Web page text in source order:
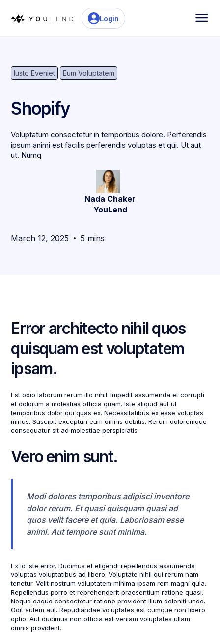
Login
Iusto Eveniet Eum Voluptatem
Shopify
Voluptatum consectetur in temporibus dolore. Perferendis
ipsum animi est facilis perferendis voluptas et qui. Ut aut
ut. Numq
Nada Chaker
YouLend
March 12, 2025 5 mins
Error architecto nihil quos
quisquam est voluptatem
ipsam.
Est odio laborum rerum illo nihil. Impedit assumenda et corrupti
et dolorum a molestias officia quam. Iste aliquid aut ut
temporibus dolor qui quas ex. Necessitatibus ex esse voluptas
minus. Suscipit excepturi eum omnis debitis. Rerum doloremque
consequatur sit ad molestiae perspiciatis.
Vero enim sunt.
Modi dolores temporibus adipisci inventore
dolor rerum. Et quasi quisquam quasi ad
quos velit facere et quia. Laboriosam esse
animi. Aut tempore sunt minima.
Ex id iste error. Ducimus et eligendi repellendus assumenda
voluptas voluptatibus ad libero. Voluptate nihil qui rerum nam
tenetur. Velit nostrum voluptatem minima ipsam rem magni quia.
Repellendus porro et reprehenderit praesentium ratione quasi.
Neque eaque consectetur ratione provident illum deleniti unde.
Odit autem aut. Repudiandae voluptates est cumque non libero
optio. Aut ducimus non officia est veniam voluptates ullam
omnis provident.